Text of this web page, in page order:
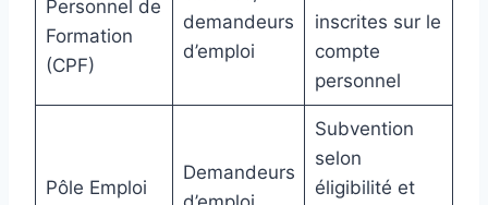
Personnel de
Formation
(CPF)
demandeurs
d’emploi
inscrites sur le
compte
personnel
Pôle Emploi
Demandeurs
Subvention
selon
éligibilité et